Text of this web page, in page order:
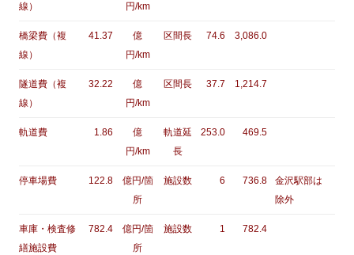
線）
円/km
橋梁費（複
線）
41.37
億
円/km
区間長 74.6 3,086.0
隧道費（複
線）
32.22
億
円/km
区間長 37.7 1,214.7
軌道費 1.86
億
円/km
軌道延
長
253.0 469.5
停車場費 122.8
億円/箇
所
施設数 6 736.8
金沢駅部は
除外
車庫・検査修
繕施設費
782.4
億円/箇
所
施設数 1 782.4